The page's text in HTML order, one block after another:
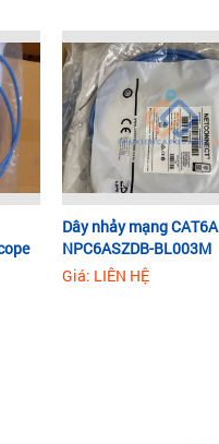
Dây nhảy mạng CAT6A
NPC6ASZDB-BL003M
Commscope
Giá: LIÊN HỆ